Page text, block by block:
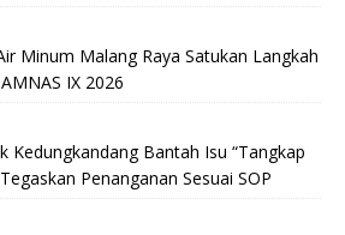
Minum Malang Raya Satukan Langkah
IX 2026
Kedungkandang Bantah Isu “Tangkap
Penanganan Sesuai SOP